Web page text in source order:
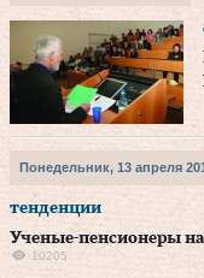
Понедельник, 13 апреля
тенденции
Ученые-пенсионеры
10205